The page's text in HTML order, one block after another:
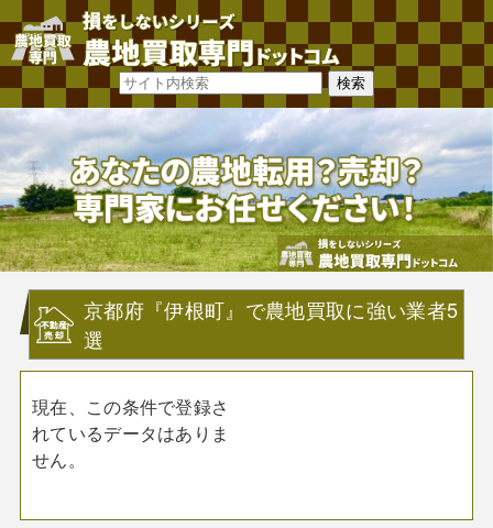
京都府『伊根町』で農地買取に強い業者5
選
現在、この条件で登録さ
れているデータはありま
せん。